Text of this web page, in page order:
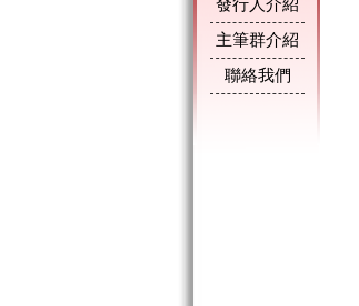
發行人介紹
主筆群介紹
聯絡我們